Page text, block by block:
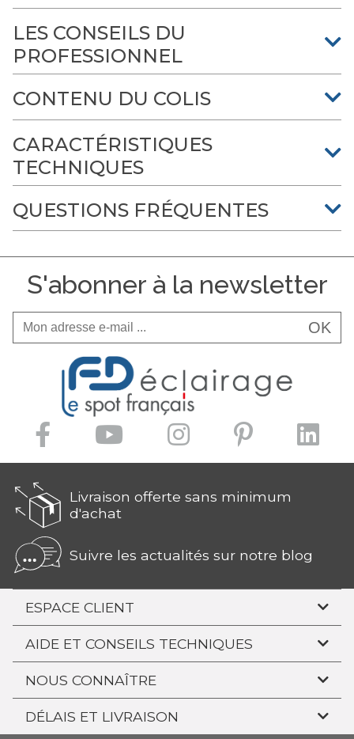
LES CONSEILS DU
PROFESSIONNEL
CONTENU DU COLIS
CARACTÉRISTIQUES
TECHNIQUES
QUESTIONS FRÉQUENTES
S'abonner à la newsletter
OK
Livraison offerte sans minimum
d'achat
Suivre les actualités sur notre blog
ESPACE CLIENT
AIDE ET CONSEILS TECHNIQUES
NOUS CONNAÎTRE
DÉLAIS ET LIVRAISON